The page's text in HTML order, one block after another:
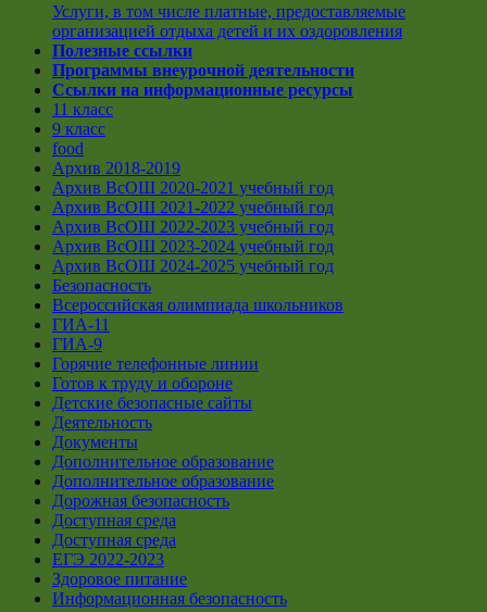
Услуги, в том числе платные, предоставляемые
организацией отдыха детей и их оздоровления
Полезные ссылки
Программы внеурочной деятельности
Ссылки на информационные ресурсы
11 класс
9 класс
food
Архив 2018-2019
Архив ВсОШ 2020-2021 учебный год
Архив ВсОШ 2021-2022 учебный год
Архив ВсОШ 2022-2023 учебный год
Архив ВсОШ 2023-2024 учебный год
Архив ВсОШ 2024-2025 учебный год
Безопасность
Всероссийская олимпиада школьников
ГИА-11
ГИА-9
Горячие телефонные линии
Готов к труду и обороне
Детские безопасные сайты
Деятельность
Документы
Дополнительное образование
Дополнительное образование
Дорожная безопасность
Доступная среда
Доступная среда
ЕГЭ 2022-2023
Здоровое питание
Информационная безопасность